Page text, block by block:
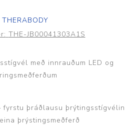
THERABODY
THE-JB00041303A1S
með innrauðum LED og
fyrstu þráðlausu þrýtingsstígvélin
þrýstingsmeðferð